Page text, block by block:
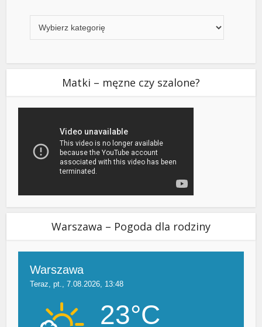
Matki – męzne czy szalone?
Warszawa – Pogoda dla rodziny